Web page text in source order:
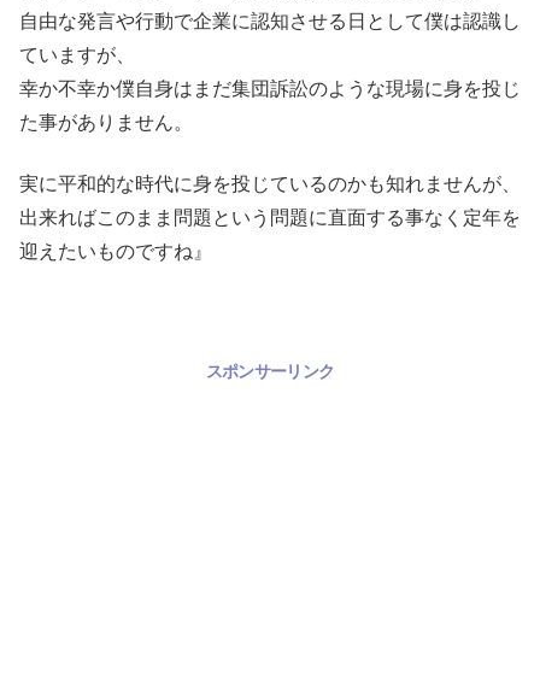
自由な発言や行動で企業に認知させる日として僕は認識し
ていますが、
幸か不幸か僕自身はまだ集団訴訟のような現場に身を投じ
た事がありません。
実に平和的な時代に身を投じているのかも知れませんが、
出来ればこのまま問題という問題に直面する事なく定年を
迎えたいものですね』
スポンサーリンク